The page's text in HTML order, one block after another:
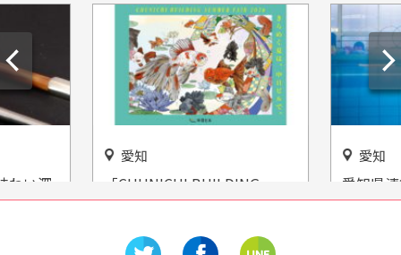
深
川
愛知
「CHUNICHI BUILDING
SUMMER FAIR 2026」中日ビ
愛知
愛知県清須
び！「ARCO